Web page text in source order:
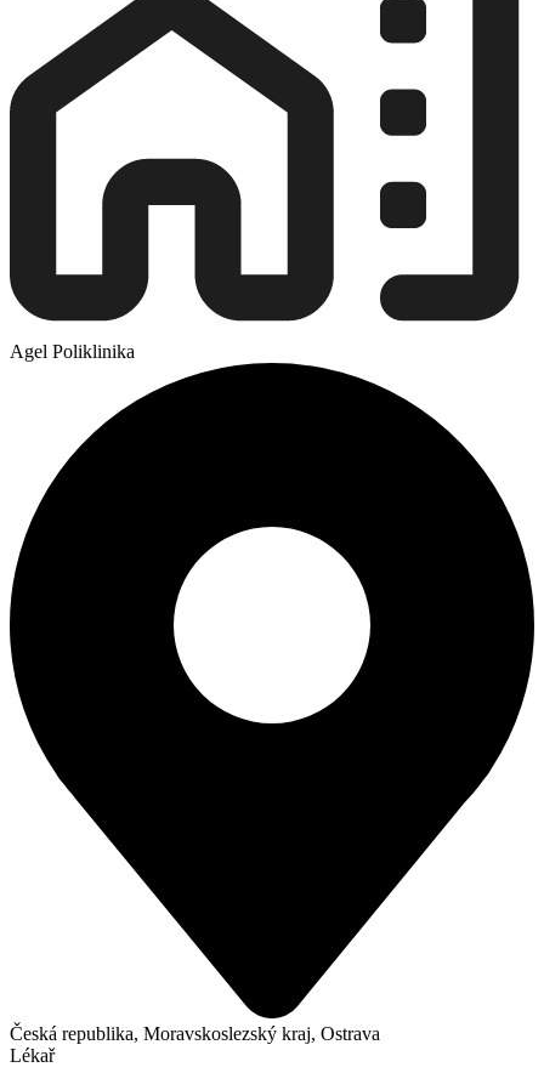
Agel Poliklinika
Česká republika, Moravskoslezský kraj, Ostrava
Lékař